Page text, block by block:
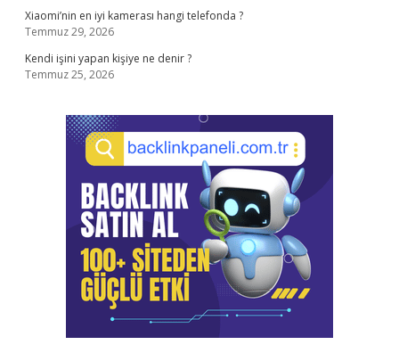
Xiaomi’nin en iyi kamerası hangi telefonda ?
Temmuz 29, 2026
Kendi işini yapan kişiye ne denir ?
Temmuz 25, 2026